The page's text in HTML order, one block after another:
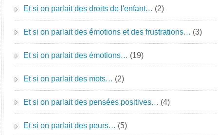
Et si on parlait des droits de l'enfant… (2)
Et si on parlait des émotions et des frustrations… (3)
Et si on parlait des émotions… (19)
Et si on parlait des mots… (2)
Et si on parlait des pensées positives… (4)
Et si on parlait des peurs… (5)